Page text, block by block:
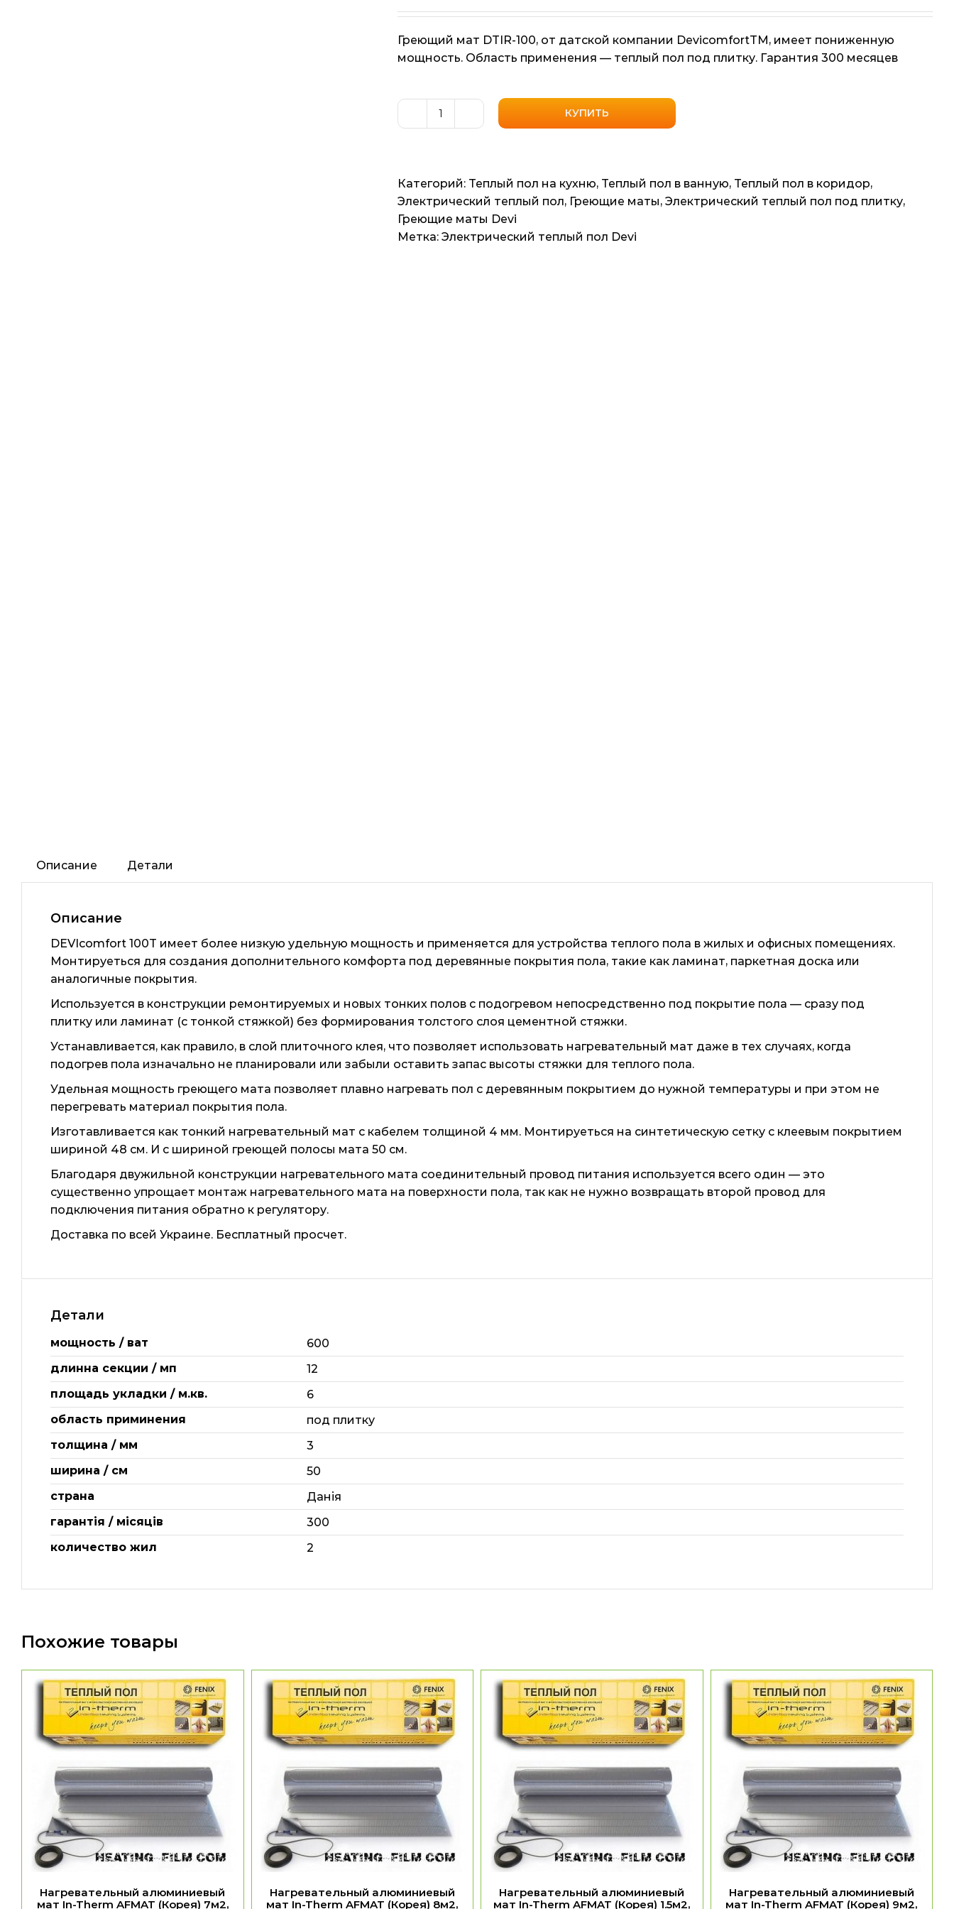
Греющий мат DTIR-100, от датской компании DevicomfortTM, имеет пониженную
мощность. Область применения — теплый пол под плитку. Гарантия 300 месяцев
Количество
пониженой
КУПИТЬ
Категорий: Теплый пол на кухню, Теплый пол в ванную, Теплый пол в коридор,
Электрический теплый пол, Греющие маты, Электрический теплый пол под плитку,
Греющие маты Devi
Метка: Электрический теплый пол Devi
Описание Детали
Описание
DEVIcomfort 100T имеет более низкую удельную мощность и применяется для устройства теплого пола в жилых и офисных помещениях.
Монтируеться для создания дополнительного комфорта под деревянные покрытия пола, такие как ламинат, паркетная доска или
аналогичные покрытия.
Используется в конструкции ремонтируемых и новых тонких полов с подогревом непосредственно под покрытие пола — сразу под
плитку или ламинат (с тонкой стяжкой) без формирования толстого слоя цементной стяжки.
Устанавливается, как правило, в слой плиточного клея, что позволяет использовать нагревательный мат даже в тех случаях, когда
подогрев пола изначально не планировали или забыли оставить запас высоты стяжки для теплого пола.
Удельная мощность греющего мата позволяет плавно нагревать пол с деревянным покрытием до нужной температуры и при этом не
перегревать материал покрытия пола.
Изготавливается как тонкий нагревательный мат с кабелем толщиной 4 мм. Монтируеться на синтетическую сетку с клеевым покрытием
шириной 48 см. И с шириной греющей полосы мата 50 см.
Благодаря двужильной конструкции нагревательного мата соединительный провод питания используется всего один — это
существенно упрощает монтаж нагревательного мата на поверхности пола, так как не нужно возвращать второй провод для
подключения питания обратно к регулятору.
Доставка по всей Украине. Бесплатный просчет.
Детали
мощность / ват
600
длинна секции / мп
12
площадь укладки / м.кв.
6
область приминения
под плитку
толщина / мм
3
ширина / см
50
страна
Данія
гарантія / місяців
300
количество жил
2
Похожие товары
Нагревательный алюминиевый
мат In-Therm AFMAT (Корея) 7м2,
Нагревательный алюминиевый
мат In-Therm AFMAT (Корея) 8м2,
Нагревательный алюминиевый
мат In-Therm AFMAT (Корея) 1.5м2,
Нагревательный алюминиевый
мат In-Therm AFMAT (Корея) 9м2,